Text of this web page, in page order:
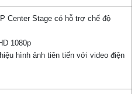
Center Stage có hỗ trợ chế độ
1080p
hình ảnh tiên tiến với video điện